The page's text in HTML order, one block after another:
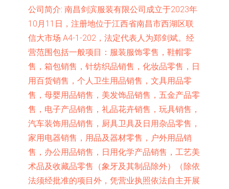
公司简介: 南昌剑滨服装有限公司成立于2023年
10月11日，注册地位于江西省南昌市西湖区联
信大市场 A4-1-202，法定代表人为郑剑斌。经
营范围包括一般项目：服装服饰零售，鞋帽零
售，箱包销售，针纺织品销售，化妆品零售，日
用百货销售，个人卫生用品销售，文具用品零
售，母婴用品销售，美发饰品销售，五金产品零
售，电子产品销售，礼品花卉销售，玩具销售，
汽车装饰用品销售，厨具卫具及日用杂品零售，
家用电器销售，用品及器材零售，户外用品销
售，办公用品销售，日用化学产品销售，工艺美
术品及收藏品零售（象牙及其制品除外）（除依
法须经批准的项目外，凭营业执照依法自主开展